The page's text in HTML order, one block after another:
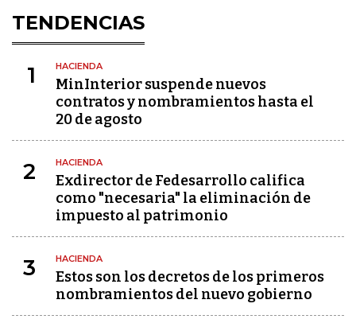
TENDENCIAS
1 HACIENDA
MinInterior suspende nuevos
contratos y nombramientos hasta el
20 de agosto
2 HACIENDA
Exdirector de Fedesarrollo califica
como "necesaria" la eliminación de
impuesto al patrimonio
3 HACIENDA
Estos son los decretos de los primeros
nombramientos del nuevo gobierno